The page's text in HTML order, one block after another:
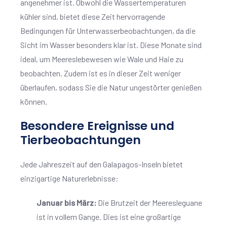
angenehmer ist. Obwohl die Wassertemperaturen
kühler sind, bietet diese Zeit hervorragende
Bedingungen für Unterwasserbeobachtungen, da die
Sicht im Wasser besonders klar ist. Diese Monate sind
ideal, um Meereslebewesen wie Wale und Haie zu
beobachten. Zudem ist es in dieser Zeit weniger
überlaufen, sodass Sie die Natur ungestörter genießen
können.
Besondere Ereignisse und
Tierbeobachtungen
Jede Jahreszeit auf den Galapagos-Inseln bietet
einzigartige Naturerlebnisse:
Januar bis März: Die Brutzeit der Meeresleguane
ist in vollem Gange. Dies ist eine großartige